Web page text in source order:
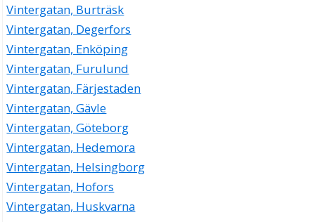
Vintergatan, Burträsk
Vintergatan, Degerfors
Vintergatan, Enköping
Vintergatan, Furulund
Vintergatan, Färjestaden
Vintergatan, Gävle
Vintergatan, Göteborg
Vintergatan, Hedemora
Vintergatan, Helsingborg
Vintergatan, Hofors
Vintergatan, Huskvarna